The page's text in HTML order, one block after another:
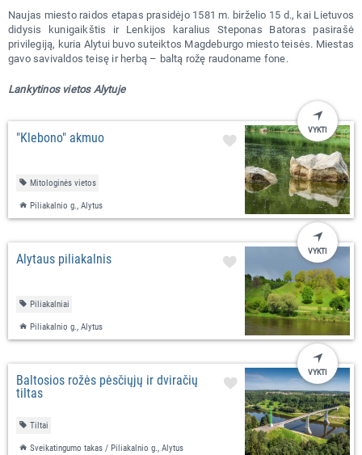
Naujas miesto raidos etapas prasidėjo 1581 m. birželio 15 d., kai Lietuvos
didysis kunigaikštis ir Lenkijos karalius Steponas Batoras pasirašė
privilegiją, kuria Alytui buvo suteiktos Magdeburgo miesto teisės. Miestas
gavo savivaldos teisę ir herbą – baltą rožę raudoname fone.
Lankytinos vietos Alytuje
"Klebono" akmuo
Mitologinės vietos
Piliakalnio g., Alytus
VYKTI
Alytaus piliakalnis
Piliakalniai
Piliakalnio g., Alytus
VYKTI
Baltosios rožės pėsčiųjų ir dviračių
tiltas
Tiltai
Sveikatingumo takas / Piliakalnio g., Alytus
VYKTI